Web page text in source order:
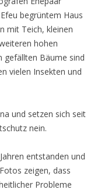
begrüntem Haus
mit Teich, kleinen
hohen
gefällten Bäume sind
vielen Insekten und
und setzen sich seit
nein.
entstanden und
zeigen, dass
Probleme